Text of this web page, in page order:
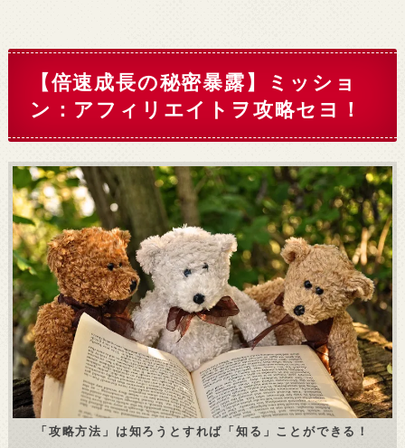
【倍速成長の秘密暴露】ミッショ
ン：アフィリエイトヲ攻略セヨ！
「攻略方法」は知ろうとすれば「知る」ことができる！